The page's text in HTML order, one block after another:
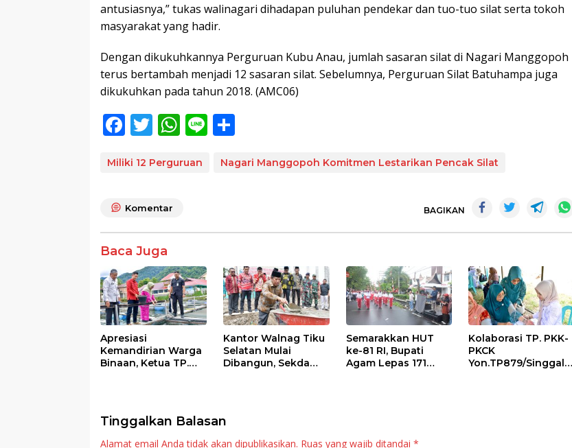
antusiasnya,” tukas walinagari dihadapan puluhan pendekar dan tuo-tuo silat serta tokoh
masyarakat yang hadir.
Dengan dikukuhkannya Perguruan Kubu Anau, jumlah sasaran silat di Nagari Manggopoh
terus bertambah menjadi 12 sasaran silat. Sebelumnya, Perguruan Silat Batuhampa juga
dikukuhkan pada tahun 2018. (AMC06)
F
e
o
o
k
T
itt
W
at
p
Li
ar
Miliki 12 Perguruan Nagari Manggopoh Komitmen Lestarikan Pencak Silat
Komentar BAGIKAN
Baca Juga
Apresiasi
Kemandirian Warga
Binaan, Ketua TP.
Maninjau
Kantor Walnag Tiku
Selatan Mulai
Dibangun, Sekda
Semarakkan HUT
ke-81 RI, Bupati
Agam Lepas 171
Kolaborasi TP. PKK-
PKCK
Yon.TP879/Singgala
Tinggalkan Balasan
Alamat email Anda tidak akan dipublikasikan. Ruas yang wajib ditandai *